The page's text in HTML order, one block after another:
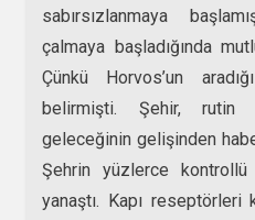
sabırsızlanmaya
çalmaya başladığında
Çünkü Horvos’un
belirmişti. Şehir,
geleceğinin gelişinden
Şehrin yüzlerce kontrollü
yanaştı. Kapı reseptörleri